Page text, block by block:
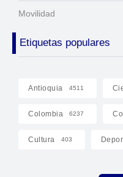
Movilidad
Etiquetas populares
Antioquia 4511
Colombia 6237
Cultura 403